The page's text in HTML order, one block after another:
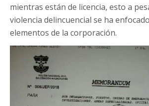
mientras están de licencia, esto a
violencia delincuencial se ha
elementos de la corporación.